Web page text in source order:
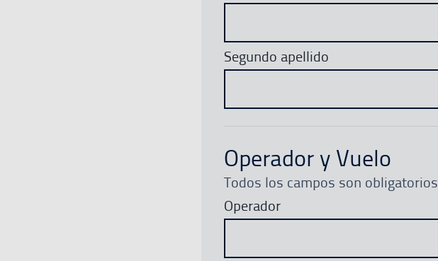
Segundo apellido
Operador y Vuelo
Todos los campos son obligatorios
Operador